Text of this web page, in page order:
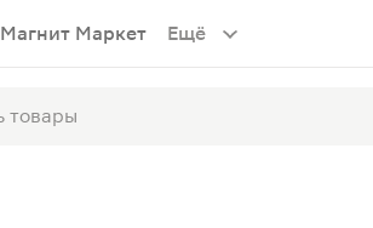
Магнит Маркет Ещё